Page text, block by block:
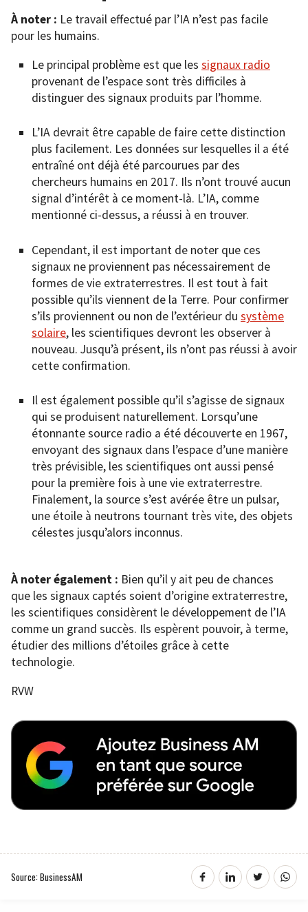
À noter : Le travail effectué par l’IA n’est pas facile
pour les humains.
Le principal problème est que les signaux radio
provenant de l’espace sont très difficiles à
distinguer des signaux produits par l’homme.
L’IA devrait être capable de faire cette distinction
plus facilement. Les données sur lesquelles il a été
entraîné ont déjà été parcourues par des
chercheurs humains en 2017. Ils n’ont trouvé aucun
signal d’intérêt à ce moment-là. L’IA, comme
mentionné ci-dessus, a réussi à en trouver.
Cependant, il est important de noter que ces
signaux ne proviennent pas nécessairement de
formes de vie extraterrestres. Il est tout à fait
possible qu’ils viennent de la Terre. Pour confirmer
s’ils proviennent ou non de l’extérieur du système
solaire, les scientifiques devront les observer à
nouveau. Jusqu’à présent, ils n’ont pas réussi à avoir
cette confirmation.
Il est également possible qu’il s’agisse de signaux
qui se produisent naturellement. Lorsqu’une
étonnante source radio a été découverte en 1967,
envoyant des signaux dans l’espace d’une manière
très prévisible, les scientifiques ont aussi pensé
pour la première fois à une vie extraterrestre.
Finalement, la source s’est avérée être un pulsar,
une étoile à neutrons tournant très vite, des objets
célestes jusqu’alors inconnus.
À noter également : Bien qu’il y ait peu de chances
que les signaux captés soient d’origine extraterrestre,
les scientifiques considèrent le développement de l’IA
comme un grand succès. Ils espèrent pouvoir, à terme,
étudier des millions d’étoiles grâce à cette
technologie.
RVW
Source: BusinessAM